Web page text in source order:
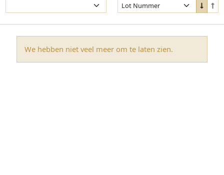
Sort
Down
Up
We hebben niet veel meer om te laten zien.